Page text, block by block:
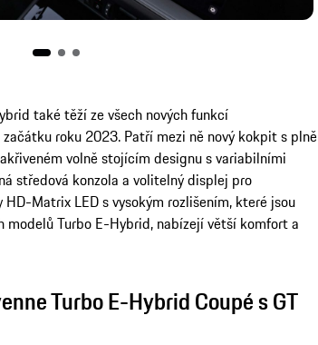
také těží ze všech nových funkcí
roku 2023. Patří mezi ně nový kokpit s plně
volně stojícím designu s variabilními
středová konzola a volitelný displej pro
Matrix LED s vysokým rozlišením, které jsou
modelů Turbo E-Hybrid, nabízejí větší komfort a
Turbo E-Hybrid Coupé s GT